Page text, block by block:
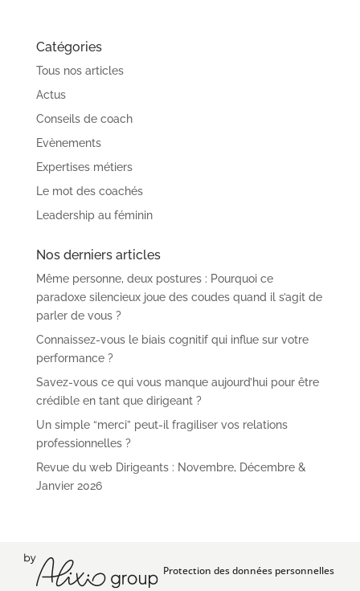
Catégories
Tous nos articles
Actus
Conseils de coach
Evènements
Expertises métiers
Le mot des coachés
Leadership au féminin
Nos derniers articles
Même personne, deux postures : Pourquoi ce
paradoxe silencieux joue des coudes quand il s’agit de
parler de vous ?
Connaissez-vous le biais cognitif qui influe sur votre
performance ?
Savez-vous ce qui vous manque aujourd’hui pour être
crédible en tant que dirigeant ?
Un simple “merci” peut-il fragiliser vos relations
professionnelles ?
Revue du web Dirigeants : Novembre, Décembre &
Janvier 2026
Protection des données personnelles